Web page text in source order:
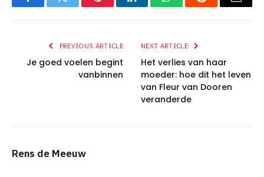
FacebookTwitter PinterestLinkedInWhatsAppReddit Email
PREVIOUS ARTICLE
Je goed voelen begint
vanbinnen
NEXT ARTICLE
Het verlies van haar
moeder: hoe dit het leven
van Fleur van Dooren
veranderde
Rens de Meeuw